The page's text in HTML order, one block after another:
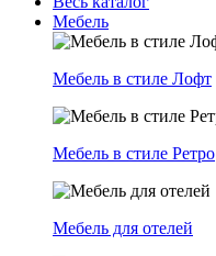
Мебель
Мебель в стиле Лофт
Мебель в стиле Ретро
Мебель для отелей